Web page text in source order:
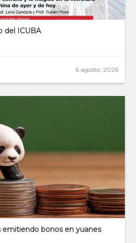
del ICUBA
6 agosto, 2026
emitiendo bonos en yuanes